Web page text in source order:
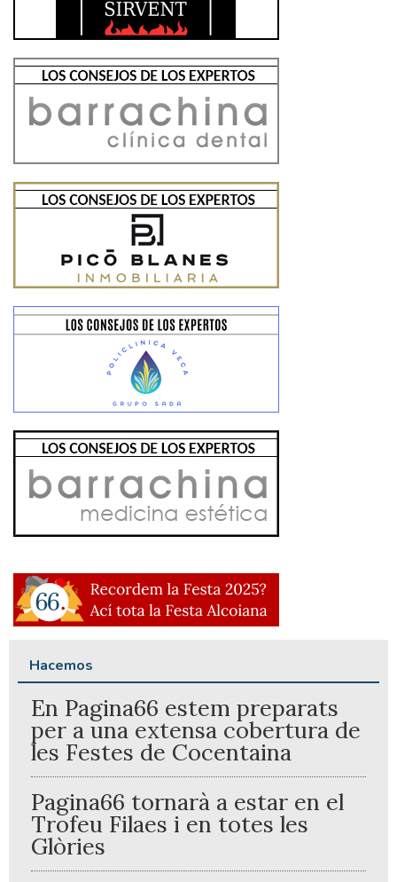
Hacemos
En Pagina66 estem preparats
per a una extensa cobertura de
les Festes de Cocentaina
Pagina66 tornarà a estar en el
Trofeu Filaes i en totes les
Glòries